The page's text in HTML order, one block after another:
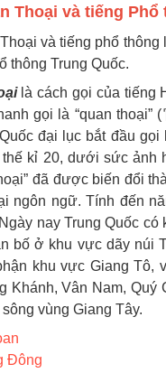
Thoại và tiếng
và tiếng phổ
thông Trung Quốc.
là cách gọi của tiếng
gọi là “quan thoại”
đại lục bắt đầu
thế kỉ 20, dưới sức ảnh
đã được biến đổi
ngôn ngữ. Tính đến
nay Trung Quốc
bố ở khu vực dãy núi
khu vực Giang Tô,
Khánh, Vân Nam,
vùng Giang Tây.
Đông